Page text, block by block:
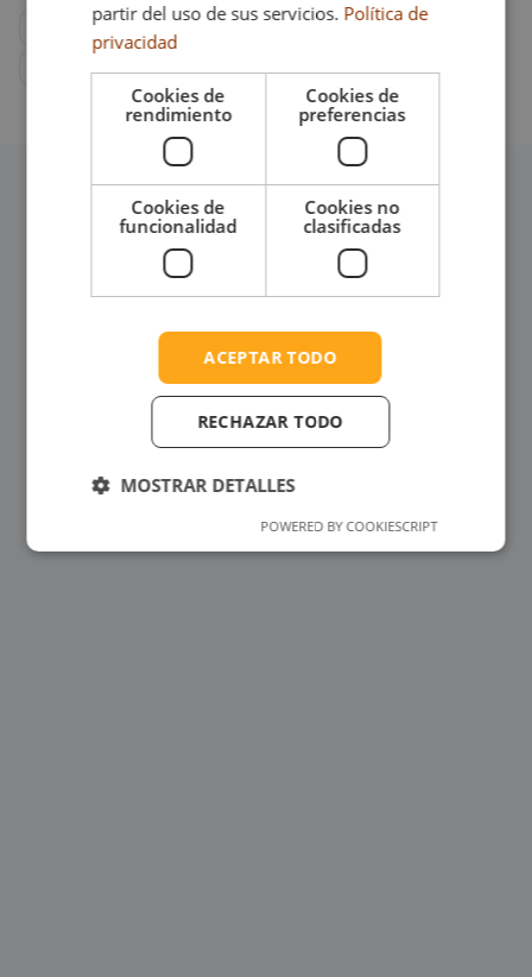
💻 Tecnología 📢 Marketing 🎨 Diseño
💰 Ventas
📊 Finanzas
🎧 Soporte
partir del uso de sus servicios. Política de
privacidad
Cookies de
rendimiento
Cookies de
preferencias
Cookies de
funcionalidad
Cookies no
clasificadas
ACEPTAR TODO
RECHAZAR TODO
MOSTRAR DETALLES
POWERED BY COOKIESCRIPT